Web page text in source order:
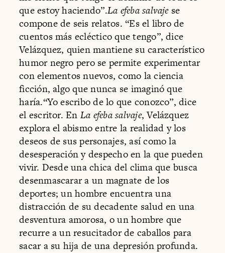
que estoy haciendo”.La efeba salvaje se
compone de seis relatos. “Es el libro de
cuentos más ecléctico que tengo”, dice
Velázquez, quien mantiene su característico
humor negro pero se permite experimentar
con elementos nuevos, como la ciencia
ficción, algo que nunca se imaginó que
haría.“Yo escribo de lo que conozco”, dice
el escritor. En La efeba salvaje, Velázquez
explora el abismo entre la realidad y los
deseos de sus personajes, así como la
desesperación y despecho en la que pueden
vivir. Desde una chica del clima que busca
desenmascarar a un magnate de los
deportes; un hombre encuentra una
distracción de su decadente salud en una
desventura amorosa, o un hombre que
recurre a un resucitador de caballos para
sacar a su hija de una depresión profunda.